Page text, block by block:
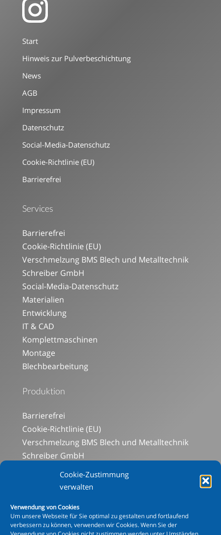
Cookie-Zustimmung
verwalten
Verwendung von Cookies
Um unsere Webseite für Sie optimal zu gestalten und fortlaufend
verbessern zu können, verwenden wir Cookies. Wenn Sie der
Start
Hinweis zur Pulverbeschichtung
News
AGB
Impressum
Datenschutz
Social-Media-Datenschutz
Cookie-Richtlinie (EU)
Barrierefrei
Services
Barrierefrei
Cookie-Richtlinie (EU)
Verschmelzung BMS Blech und Metalltechnik
Schreiber GmbH
Social-Media-Datenschutz
Materialien
Entwicklung
IT & CAD
Komplettmaschinen
Montage
Blechbearbeitung
Produktion
Barrierefrei
Cookie-Richtlinie (EU)
Verschmelzung BMS Blech und Metalltechnik
Schreiber GmbH
Social-Media-Datenschutz
Aluminiumabteilung
Mechanische Bearbeitung
Schweißen